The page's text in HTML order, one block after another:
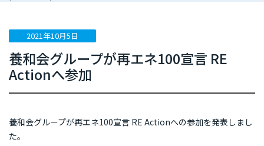
最新情報カテゴリー
ニュース
イベント情報
メディア掲載
2021年10月5日
養和会グループが再エネ100宣言 RE
Actionへ参加
養和会グループが再エネ100宣言 RE Actionへの参加を発表しまし
た。